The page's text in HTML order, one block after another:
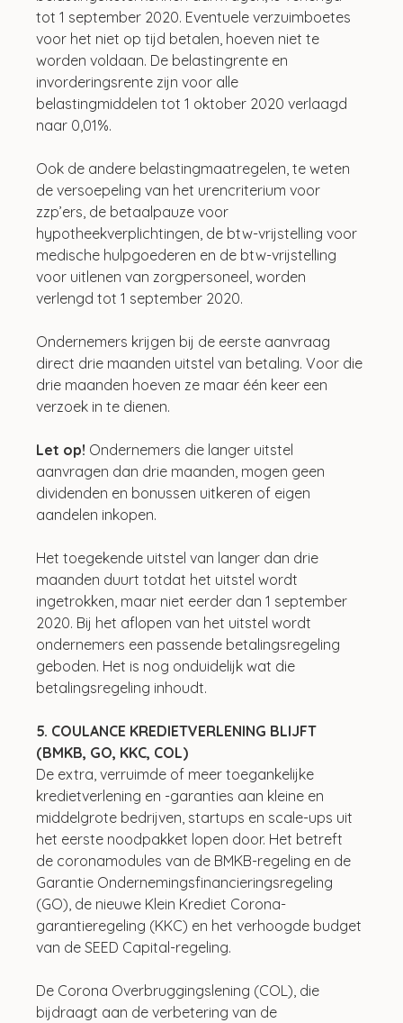
tot 1 september 2020. Eventuele verzuimboetes
voor het niet op tijd betalen, hoeven niet te
worden voldaan. De belastingrente en
invorderingsrente zijn voor alle
belastingmiddelen tot 1 oktober 2020 verlaagd
naar 0,01%.
Ook de andere belastingmaatregelen, te weten
de versoepeling van het urencriterium voor
zzp’ers, de betaalpauze voor
hypotheekverplichtingen, de btw-vrijstelling voor
medische hulpgoederen en de btw-vrijstelling
voor uitlenen van zorgpersoneel, worden
verlengd tot 1 september 2020.
Ondernemers krijgen bij de eerste aanvraag
direct drie maanden uitstel van betaling. Voor die
drie maanden hoeven ze maar één keer een
verzoek in te dienen.
Let op! Ondernemers die langer uitstel
aanvragen dan drie maanden, mogen geen
dividenden en bonussen uitkeren of eigen
aandelen inkopen.
Het toegekende uitstel van langer dan drie
maanden duurt totdat het uitstel wordt
ingetrokken, maar niet eerder dan 1 september
2020. Bij het aflopen van het uitstel wordt
ondernemers een passende betalingsregeling
geboden. Het is nog onduidelijk wat die
betalingsregeling inhoudt.
5. COULANCE KREDIETVERLENING BLIJFT
(BMKB, GO, KKC, COL)
De extra, verruimde of meer toegankelijke
kredietverlening en -garanties aan kleine en
middelgrote bedrijven, startups en scale-ups uit
het eerste noodpakket lopen door. Het betreft
de coronamodules van de BMKB-regeling en de
Garantie Ondernemingsfinancieringsregeling
(GO), de nieuwe Klein Krediet Corona-
garantieregeling (KKC) en het verhoogde budget
van de SEED Capital-regeling.
De Corona Overbruggingslening (COL), die
bijdraagt aan de verbetering van de